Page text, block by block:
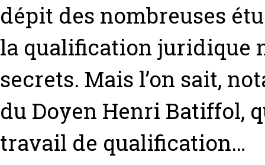
dépit des nombreuses
la qualification juridique
secrets. Mais l’on sait,
du Doyen Henri Batiffol,
travail de qualification…